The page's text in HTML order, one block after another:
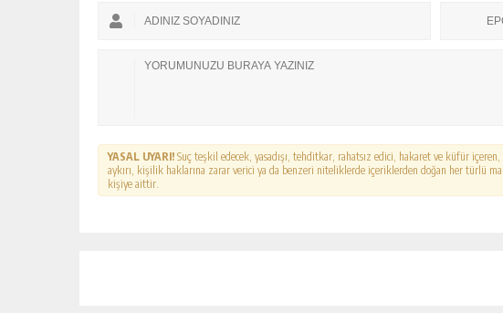
YASAL UYARI! Suç teşkil edecek, yasadışı, tehditkar, rahatsız edici, hakaret ve küfür
aykırı, kişilik haklarına zarar verici ya da benzeri niteliklerde içeriklerden doğan her türlü
kişiye aittir.